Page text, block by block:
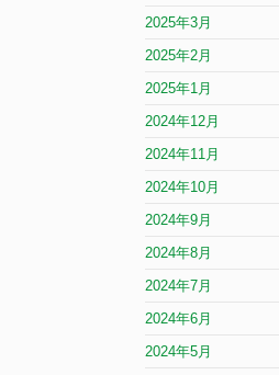
2025年3月
2025年2月
2025年1月
2024年12月
2024年11月
2024年10月
2024年9月
2024年8月
2024年7月
2024年6月
2024年5月